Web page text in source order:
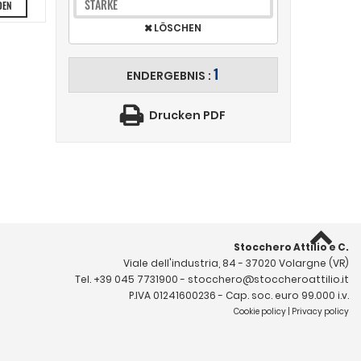
STÄRKE
LÖSCHEN
ENDERGEBNIS :1
Drucken PDF
Stocchero Attilio e C.
Viale dell'industria, 84 - 37020 Volargne (VR)
Tel. +39 045 7731900- stocchero@stoccheroattilio.it
P.IVA 01241600236 - Cap. soc. euro 99.000 i.v.
Cookie policy | Privacy policy